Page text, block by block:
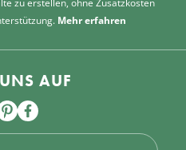
Mehr erfahren
AUF